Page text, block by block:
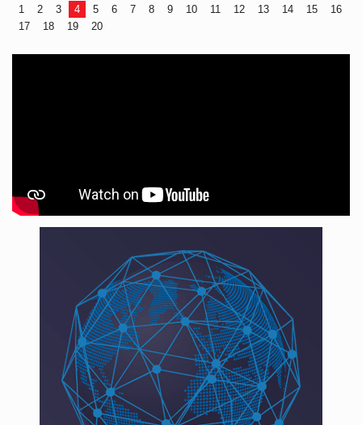
1 2 3 4 5 6 7 8 9 10 11 12 13 14 15
16
17
18 19 20